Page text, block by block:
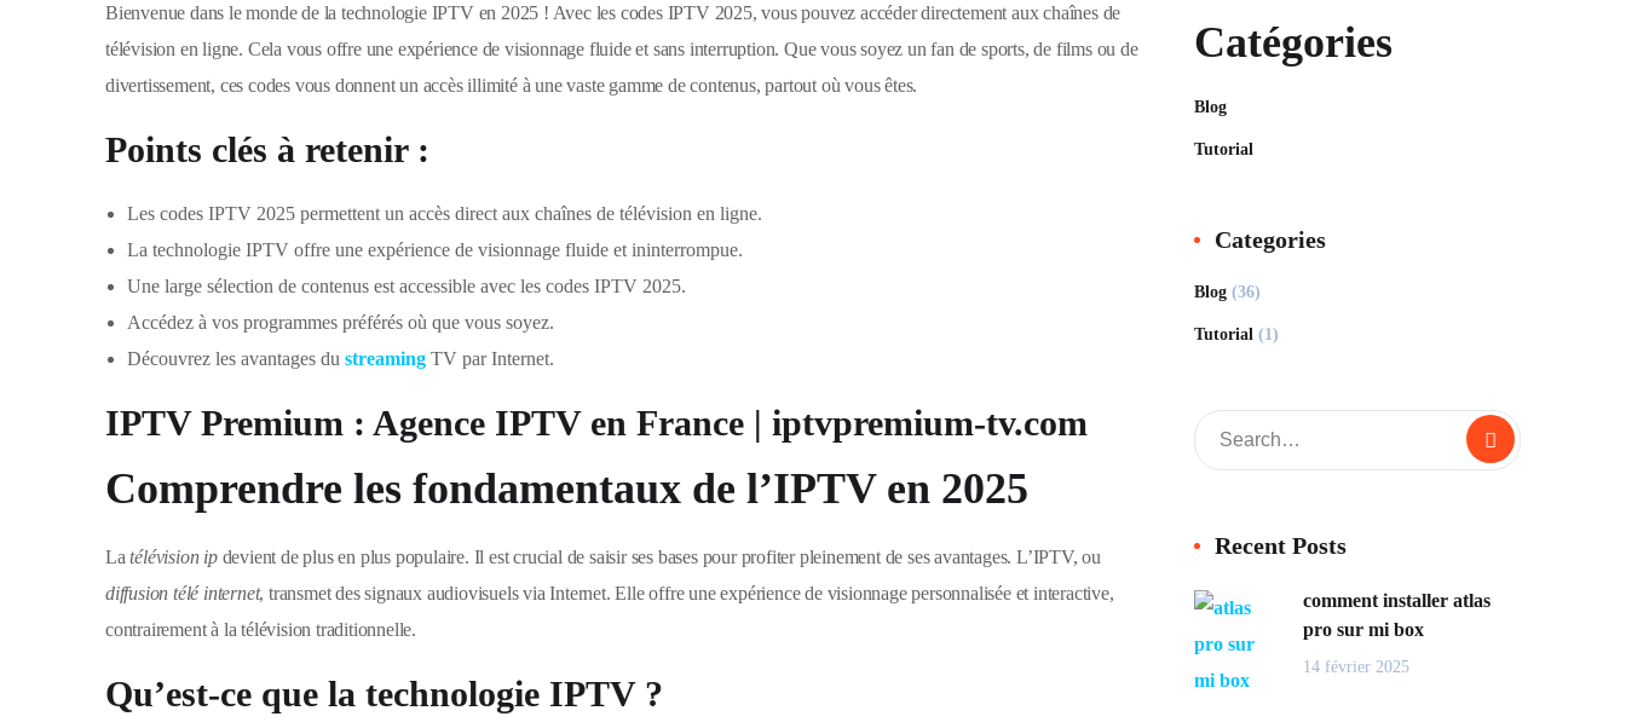
Bienvenue dans le monde de la technologie IPTV en 2025 ! Avec les codes IPTV 2025, vous pouvez accéder directement aux chaînes de
télévision en ligne. Cela vous offre une expérience de visionnage fluide et sans interruption. Que vous soyez un fan de sports, de films ou de
divertissement, ces codes vous donnent un accès illimité à une vaste gamme de contenus, partout où vous êtes.
Points clés à retenir :
Les codes IPTV 2025 permettent un accès direct aux chaînes de télévision en ligne.
La technologie IPTV offre une expérience de visionnage fluide et ininterrompue.
Une large sélection de contenus est accessible avec les codes IPTV 2025.
Accédez à vos programmes préférés où que vous soyez.
Découvrez les avantages du streaming TV par Internet.
IPTV Premium : Agence IPTV en France | iptvpremium-tv.com
Comprendre les fondamentaux de l’IPTV en 2025
Latélévision ipdevient de plus en plus populaire. Il est crucial de saisir ses bases pour profiter pleinement de ses avantages. L’IPTV, ou
diffusion télé internet, transmet des signaux audiovisuels via Internet. Elle offre une expérience de visionnage personnalisée et interactive,
contrairement à la télévision traditionnelle.
Qu’est-ce que la technologie IPTV ?
Catégories
Blog
Tutorial
Categories
Blog (36)
Tutorial (1)
Recent Posts
comment installer atlas
pro sur mi box
14 février 2025